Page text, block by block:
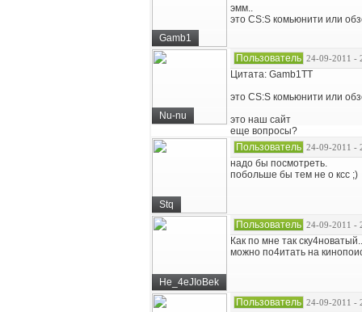
Gamb1
эмм..
это CS:S комьюнити или
Nu-nu
Пользователь 24-09-2011 -
Цитата: Gamb1TT
это CS:S комьюнити или
это наш сайт
еще вопросы?
Stq
Пользователь 24-09-2011 -
надо бы посмотреть.
побольше бы тем не о ксс ;)
He_4eJIoBek
Пользователь 24-09-2011 -
Как по мне так
можно по4итать на
Пользователь 24-09-2011 -